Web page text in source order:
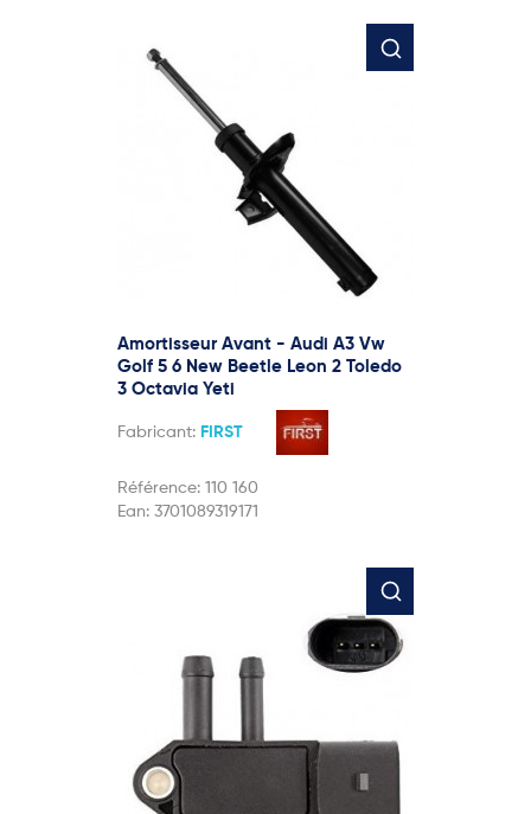
Amortisseur Avant - Audi A3 Vw
Golf 5 6 New Beetle Leon 2 Toledo
3 Octavia Yeti
Fabricant: FIRST
Référence: 110 160
Ean: 3701089319171